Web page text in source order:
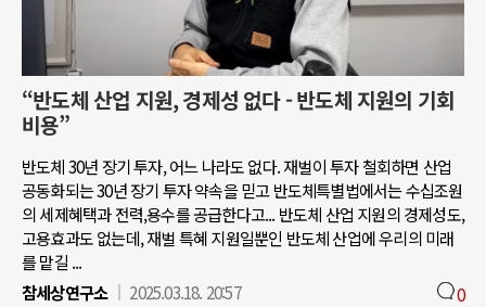
“반도체 산업 지원, 경제성 없다 - 반도체 지원의 기회
비용”
반도체 30년 장기 투자, 어느 나라도 없다. 재벌이 투자 철회하면 산업
공동화되는 30년 장기 투자 약속을 믿고 반도체특별법에서는 수십조원
의 세제혜택과 전력,용수를 공급한다고... 반도체 산업 지원의 경제성도,
고용효과도 없는데, 재벌 특혜 지원일뿐인 반도체 산업에 우리의 미래
를 맡길 ...
참세상연구소
2025.03.18. 20:57 0